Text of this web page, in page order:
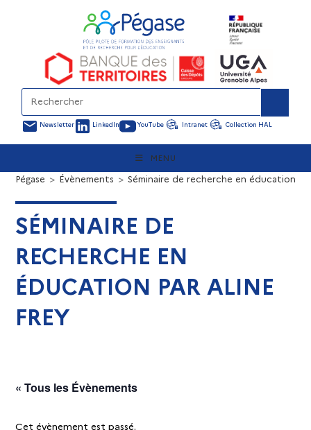
Newsletter LinkedIn YouTube Intranet Collection HAL
MENU
SÉMINAIRE DE
RECHERCHE EN
ÉDUCATION PAR ALINE
FREY
Pégase > Évènements > Séminaire de recherche en éducation
« Tous les Évènements
Cet évènement est passé.